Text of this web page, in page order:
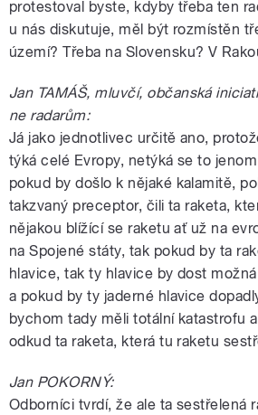
protestoval byste, kdyby třeba ten
u nás diskutuje, měl být rozmístěn
území? Třeba na Slovensku? V
Jan TAMÁŠ, mluvčí, občanská
ne radarům:
Já jako jednotlivec určitě ano,
týká celé Evropy, netýká se to
pokud by došlo k nějaké kalamitě,
takzvaný preceptor, čili ta raketa,
nějakou blížící se raketu ať už na
na Spojené státy, tak pokud by ta
hlavice, tak ty hlavice by dost
a pokud by ty jaderné hlavice
bychom tady měli totální katastrofu
odkud ta raketa, která tu raketu
Jan POKORNÝ:
Odborníci tvrdí, že ale ta sestřelená